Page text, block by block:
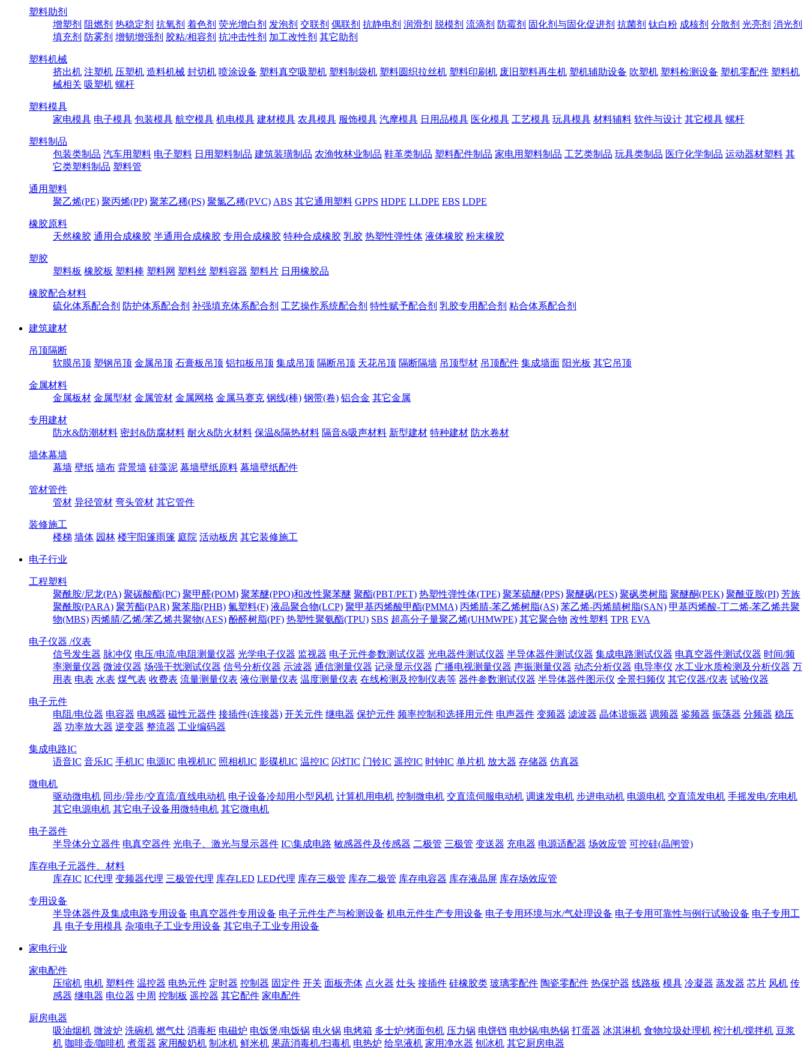
塑料助剂
增塑剂 阻燃剂 热稳定剂 抗氧剂 着色剂 荧光增白剂 发泡剂 交联剂 偶联剂 抗静电剂 润滑剂 脱模剂 流滴剂 防霉剂 固化剂与固化促进剂 抗菌剂 钛白粉 成核剂 分散剂 光亮剂 消光剂
填充剂 防雾剂 增韧增强剂 胶粘/相容剂 抗冲击性剂 加工改性剂 其它助剂
塑料机械
挤出机 注塑机 压塑机 造料机械 封切机 喷涂设备 塑料真空吸塑机 塑料制袋机 塑料圆织拉丝机 塑料印刷机 废旧塑料再生机 塑机辅助设备 吹塑机 塑料检测设备 塑机零配件 塑料机
械相关 吸塑机 螺杆
塑料模具
家电模具 电子模具 包装模具 航空模具 机电模具 建材模具 农具模具 服饰模具 汽摩模具 日用品模具 医化模具 工艺模具 玩具模具 材料辅料 软件与设计 其它模具 螺杆
塑料制品
包装类制品 汽车用塑料 电子塑料 日用塑料制品 建筑装璜制品 农渔牧林业制品 鞋革类制品 塑料配件制品 家电用塑料制品 工艺类制品 玩具类制品 医疗化学制品 运动器材塑料 其
它类塑料制品 塑料管
通用塑料
聚乙烯(PE) 聚丙烯(PP) 聚苯乙稀(PS) 聚氯乙稀(PVC) ABS 其它通用塑料 GPPS HDPE LLDPE EBS LDPE
橡胶原料
天然橡胶 通用合成橡胶 半通用合成橡胶 专用合成橡胶 特种合成橡胶 乳胶 热塑性弹性体 液体橡胶 粉末橡胶
塑胶
塑料板 橡胶板 塑料棒 塑料网 塑料丝 塑料容器 塑料片 日用橡胶品
橡胶配合材料
硫化体系配合剂 防护体系配合剂 补强填充体系配合剂 工艺操作系统配合剂 特性赋予配合剂 乳胶专用配合剂 粘合体系配合剂
建筑建材
吊顶隔断
软膜吊顶 塑钢吊顶 金属吊顶 石膏板吊顶 铝扣板吊顶 集成吊顶 隔断吊顶 天花吊顶 隔断隔墙 吊顶型材 吊顶配件 集成墙面 阳光板 其它吊顶
金属材料
金属板材 金属型材 金属管材 金属网格 金属马赛克 钢线(棒) 钢带(卷) 铝合金 其它金属
专用建材
防水&防潮材料 密封&防腐材料 耐火&防火材料 保温&隔热材料 隔音&吸声材料 新型建材 特种建材 防水卷材
墙体幕墙
幕墙 壁纸 墙布 背景墙 硅藻泥 幕墙壁纸原料 幕墙壁纸配件
管材管件
管材 异径管材 弯头管材 其它管件
装修施工
楼梯 墙体 园林 楼宇阳篷雨篷 庭院 活动板房 其它装修施工
电子行业
工程塑料
聚酰胺/尼龙(PA) 聚碳酸酯(PC) 聚甲醛(POM) 聚苯醚(PPO)和改性聚苯醚 聚酯(PBT/PET) 热塑性弹性体(TPE) 聚苯硫醚(PPS) 聚醚砜(PES) 聚砜类树脂 聚醚酮(PEK) 聚酰亚胺(PI) 芳族
聚酰胺(PARA) 聚芳酯(PAR) 聚苯脂(PHB) 氟塑料(F) 液晶聚合物(LCP) 聚甲基丙烯酸甲酯(PMMA) 丙烯腈-苯乙烯树脂(AS) 苯乙烯-丙烯腈树脂(SAN) 甲基丙烯酸-丁二烯-苯乙烯共聚
物(MBS) 丙烯腈/乙烯/苯乙烯共聚物(AES) 酚醛树脂(PF) 热塑性聚氨酯(TPU) SBS 超高分子量聚乙烯(UHMWPE) 其它聚合物 改性塑料 TPR EVA
电子仪器 /仪表
信号发生器 脉冲仪 电压/电流/电阻测量仪器 光学电子仪器 监视器 电子元件参数测试仪器 光电器件测试仪器 半导体器件测试仪器 集成电路测试仪器 电真空器件测试仪器 时间/频
率测量仪器 微波仪器 场强干扰测试仪器 信号分析仪器 示波器 通信测量仪器 记录显示仪器 广播电视测量仪器 声振测量仪器 动态分析仪器 电导率仪 水工业水质检测及分析仪器 万
用表 电表 水表 煤气表 收费表 流量测量仪表 液位测量仪表 温度测量仪表 在线检测及控制仪表等 器件参数测试仪器 半导体器件图示仪 全景扫频仪 其它仪器/仪表 试验仪器
电子元件
电阻/电位器 电容器 电感器 磁性元器件 接插件(连接器) 开关元件 继电器 保护元件 频率控制和选择用元件 电声器件 变频器 滤波器 晶体谐振器 调频器 鉴频器 振荡器 分频器 稳压
器 功率放大器 逆变器 整流器 工业编码器
集成电路IC
语音IC 音乐IC 手机IC 电源IC 电视机IC 照相机IC 影碟机IC 温控IC 闪灯IC 门铃IC 遥控IC 时钟IC 单片机 放大器 存储器 仿真器
微电机
驱动微电机 同步/异步/交直流/直线电动机 电子设备冷却用小型风机 计算机用电机 控制微电机 交直流伺服电动机 调速发电机 步进电动机 电源电机 交直流发电机 手摇发电/充电机
其它电源电机 其它电子设备用微特电机 其它微电机
电子器件
半导体分立器件 电真空器件 光电子、激光与显示器件 IC\集成电路 敏感器件及传感器 二极管 三极管 变送器 充电器 电源适配器 场效应管 可控硅(晶闸管)
库存电子元器件、材料
库存IC IC代理 变频器代理 三极管代理 库存LED LED代理 库存三极管 库存二极管 库存电容器 库存液晶屏 库存场效应管
专用设备
半导体器件及集成电路专用设备 电真空器件专用设备 电子元件生产与检测设备 机电元件生产专用设备 电子专用环境与水/气处理设备 电子专用可靠性与例行试验设备 电子专用工
具 电子专用模具 杂项电子工业专用设备 其它电子工业专用设备
家电行业
家电配件
压缩机 电机 塑料件 温控器 电热元件 定时器 控制器 固定件 开关 面板壳体 点火器 灶头 接插件 硅橡胶类 玻璃零配件 陶瓷零配件 热保护器 线路板 模具 冷凝器 蒸发器 芯片 风机 传
感器 继电器 电位器 中周 控制板 遥控器 其它配件 家电配件
厨房电器
吸油烟机 微波炉 洗碗机 燃气灶 消毒柜 电磁炉 电饭煲/电饭锅 电火锅 电烤箱 多士炉/烤面包机 压力锅 电饼铛 电炒锅/电热锅 打蛋器 冰淇淋机 食物垃圾处理机 榨汁机/搅拌机 豆浆
机 咖啡壶/咖啡机 煮蛋器 家用酸奶机 制冰机 鲜米机 果蔬消毒机/扫毒机 电热炉 给皂液机 家用净水器 刨冰机 其它厨房电器